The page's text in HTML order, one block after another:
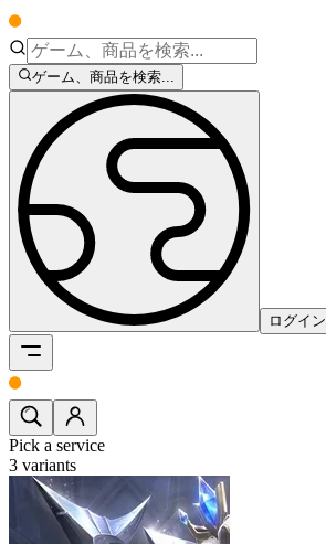
ゲーム、商品を検索...
ログイン
Pick a service
3 variants